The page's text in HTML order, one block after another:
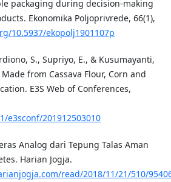
packaging during decision-making
Ekonomika Poljoprivrede, 66(1),
10.5937/ekopolj1901107p
S., Supriyo, E., & Kusumayanti,
from Cassava Flour, Corn and
E3S Web of Conferences,
e3sconf/201912503010
Analog dari Tepung Talas Aman
Harian Jogja.
read/2018/11/21/510/